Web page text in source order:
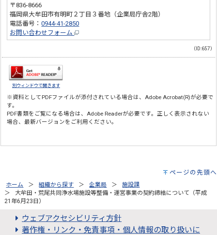
〒836-8666
福岡県大牟田市有明町２丁目３番地（企業局庁舎2階）
電話番号：0944-41-2850
お問い合わせフォーム
（ID:657）
別ウィンドウで開きます
※資料としてPDFファイルが添付されている場合は、Adobe Acrobat(R)が必要で
す。
PDF書類をご覧になる場合は、Adobe Readerが必要です。正しく表示されない
場合、最新バージョンをご利用ください。
ページの先頭へ
ホーム 組織から探す 企業局
施設課
大牟田・荒尾共同浄水場施設等整備・運営事業の契約締結について（平成
21年6月23日）
ウェブアクセシビリティ方針
著作権・リンク・免責事項・個人情報の取り扱いに